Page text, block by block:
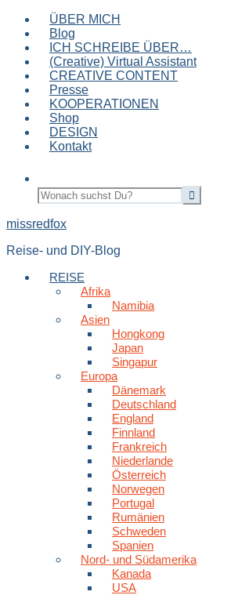
ÜBER MICH
Blog
ICH SCHREIBE ÜBER…
(Creative) Virtual Assistant
CREATIVE CONTENT
Presse
KOOPERATIONEN
Shop
DESIGN
Kontakt
missredfox
Reise- und DIY-Blog
REISE
Afrika
Namibia
Asien
Hongkong
Japan
Singapur
Europa
Dänemark
Deutschland
England
Finnland
Frankreich
Niederlande
Österreich
Norwegen
Portugal
Rumänien
Schweden
Spanien
Nord- und Südamerika
Kanada
USA